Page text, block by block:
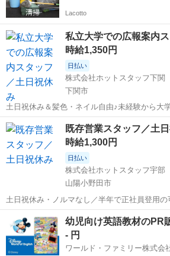
Lacotto
私立大学での広報案内
時給1,350円
日払い
株式会社ホットスタッフ下関
下関市
土日祝休み＆髪色・ネイル自由♪未経験から大
食・カフェ利用OKの人気オフィスワーク ／ 2人でハッピーになれる
新制度誕生！ お友達と一緒にボーナスGET★ ＼ ▼ご紹介い
た方 毎月5、000...
山口 下関市 営業
既存営業スタッフ／土
時給1,300円
日払い
株式会社ホットスタッフ宇部
山陽小野田市
土日祝休み・ノルマなし／半年で正社員登用の
で予定が立てやすい ／ 2人でハッピーになれる新制度誕生！ お友達と
一緒にボーナスGET★ ＼ お友達紹介で現金5、000円を支給していた
制度が、 2人で毎月...
山陽小野田市 営業
幼児向け英語教材のPR
- 円
ワールド・ファミリー株式会